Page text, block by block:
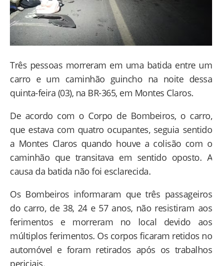
Três pessoas morreram em uma batida entre um
carro e um caminhão guincho na noite dessa
quinta-feira (03), na BR-365, em Montes Claros.
De acordo com o Corpo de Bombeiros, o carro,
que estava com quatro ocupantes, seguia sentido
a Montes Claros quando houve a colisão com o
caminhão que transitava em sentido oposto. A
causa da batida não foi esclarecida.
Os Bombeiros informaram que três passageiros
do carro, de 38, 24 e 57 anos, não resistiram aos
ferimentos e morreram no local devido aos
múltiplos ferimentos. Os corpos ficaram retidos no
automóvel e foram retirados após os trabalhos
periciais.